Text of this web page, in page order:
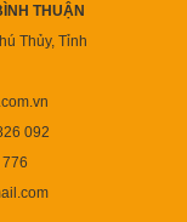
THUẬN
Thủy, Tỉnh
092